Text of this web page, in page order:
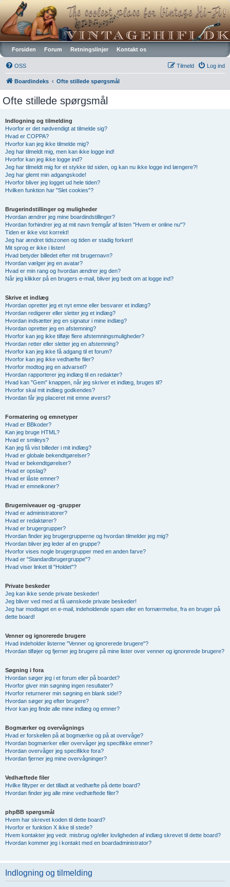
Vintagehifi.dk
Forsiden Forum Retningslinjer Kontakt os
OSS Log ind
Tilmeld
Boardindeks Ofte stillede spørgsmål
Ofte stillede spørgsmål
Indlogning og tilmelding
Hvorfor er det nødvendigt at tilmelde sig?
Hvad er COPPA?
Hvorfor kan jeg ikke tilmelde mig?
Jeg har tilmeldt mig, men kan ikke logge ind!
Hvorfor kan jeg ikke logge ind?
Jeg har tilmeldt mig for et stykke tid siden, og kan nu ikke logge ind længere?!
Jeg har glemt min adgangskode!
Hvorfor bliver jeg logget ud hele tiden?
Hvilken funktion har "Slet cookies"?
Brugerindstillinger og muligheder
Hvordan ændrer jeg mine boardindstillinger?
Hvordan forhindrer jeg at mit navn fremgår af listen "Hvem er online nu"?
Tiden er ikke vist korrekt!
Jeg har ændret tidszonen og tiden er stadig forkert!
Mit sprog er ikke i listen!
Hvad betyder billedet efter mit brugernavn?
Hvordan vælger jeg en avatar?
Hvad er min rang og hvordan ændrer jeg den?
Når jeg klikker på en brugers e-mail, bliver jeg bedt om at logge ind?
Skrive et indlæg
Hvordan opretter jeg et nyt emne eller besvarer et indlæg?
Hvordan redigerer eller sletter jeg et indlæg?
Hvordan indsætter jeg en signatur i mine indlæg?
Hvordan opretter jeg en afstemning?
Hvorfor kan jeg ikke tilføje flere afstemningsmuligheder?
Hvordan retter eller sletter jeg en afstemning?
Hvorfor kan jeg ikke få adgang til et forum?
Hvorfor kan jeg ikke vedhæfte filer?
Hvorfor modtog jeg en advarsel?
Hvordan rapporterer jeg indlæg til en redaktør?
Hvad kan "Gem" knappen, når jeg skriver et indlæg, bruges til?
Hvorfor skal mit indlæg godkendes?
Hvordan får jeg placeret mit emne øverst?
Formatering og emnetyper
Hvad er BBkoder?
Kan jeg bruge HTML?
Hvad er smileys?
Kan jeg få vist billeder i mit indlæg?
Hvad er globale bekendtgørelser?
Hvad er bekendtgørelser?
Hvad er opslag?
Hvad er låste emner?
Hvad er emneikoner?
Brugerniveauer og -grupper
Hvad er administratorer?
Hvad er redaktører?
Hvad er brugergrupper?
Hvordan finder jeg brugergrupperne og hvordan tilmelder jeg mig?
Hvordan bliver jeg leder af en gruppe?
Hvorfor vises nogle brugergrupper med en anden farve?
Hvad er "Standardbrugergruppe"?
Hvad viser linket til "Holdet"?
Private beskeder
Jeg kan ikke sende private beskeder!
Jeg bliver ved med at få uønskede private beskeder!
Jeg har modtaget en e-mail, indeholdende spam eller en fornærmelse, fra en bruger på
dette board!
Venner og ignorerede brugere
Hvad indeholder listerne "Venner og ignorerede brugere"?
Hvordan tilføjer og fjerner jeg brugere på mine lister over venner og ignorerede brugere?
Søgning i fora
Hvordan søger jeg i et forum eller på boardet?
Hvorfor giver min søgning ingen resultater?
Hvorfor returnerer min søgning en blank side!?
Hvordan søger jeg efter brugere?
Hvor kan jeg finde alle mine indlæg og emner?
Bogmærker og overvågnings
Hvad er forskellen på at bogmærke og på at overvåge?
Hvordan bogmærker eller overvåger jeg specifikke emner?
Hvordan overvåger jeg specifikke fora?
Hvordan fjerner jeg mine overvågninger?
Vedhæftede filer
Hvilke filtyper er det tilladt at vedhæfte på dette board?
Hvordan finder jeg alle mine vedhæftede filer?
phpBB spørgsmål
Hvem har skrevet koden til dette board?
Hvorfor er funktion X ikke til stede?
Hvem kontakter jeg vedr. misbrug og/eller lovligheden af indlæg skrevet til dette board?
Hvordan kommer jeg i kontakt med en boardadministrator?
Indlogning og tilmelding